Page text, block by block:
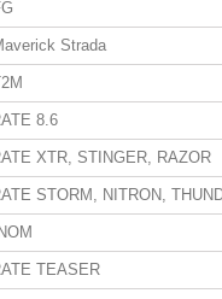
Strada
8.6
XTR, STINGER, RAZOR
STORM, NITRON,
TEASER